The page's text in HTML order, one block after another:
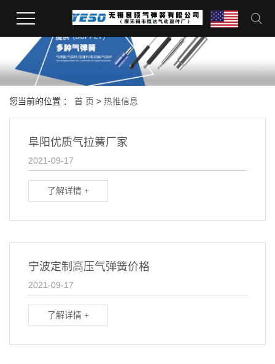
您当前的位置 ： 首 页 > 热推信息
阜阳优质气拉簧厂家
2021-09-17
了解详情 +
宁波定制高压气弹簧价格
2021-09-17
了解详情 +